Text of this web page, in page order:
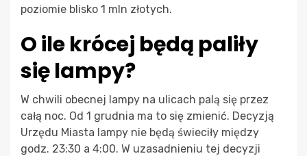
poziomie blisko 1 mln złotych.
O ile krócej będą paliły
się lampy?
W chwili obecnej lampy na ulicach palą się przez
całą noc. Od 1 grudnia ma to się zmienić. Decyzją
Urzędu Miasta lampy nie będą świeciły między
godz. 23:30 a 4:00. W uzasadnieniu tej decyzji